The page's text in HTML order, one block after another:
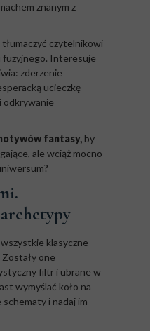
znanym z
czytelnikowi
fuzyjnego. Interesuje
zderzenie
ucieczkę
odkrywanie
fantasy, by
ale wciąż mocno
klasyczne
one
filtr i ubrane w
wymyślać koło na
i nadaj im